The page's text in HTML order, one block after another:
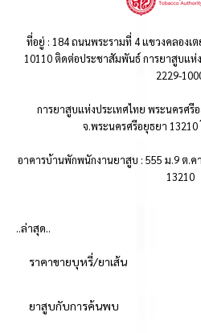
ที่อยู่ : 184 ถนนพระรามที่ 4 แขวงคลองเ
10110 ติดต่อประชาสัมพันธ์ การยาสูบแห่
2229-
การยาสูบแห่งประเทศไทย พระนครศรี
จ.พระนครศรีอยุธยา 13210
อาคารบ้านพักพนักงานยาสูบ : 555 ม.9 ต.
13210
..ล่าสุด..
ราคาขายบุหรี่/ยาเส้น
ยาสูบกับการค้นพบ